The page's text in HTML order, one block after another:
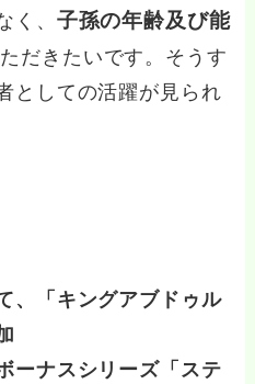
く、 子孫の年齢及び能
だきたいです。そうす
としての活躍が見られ
、「キングアブドゥル
ーナスシリーズ「ステ